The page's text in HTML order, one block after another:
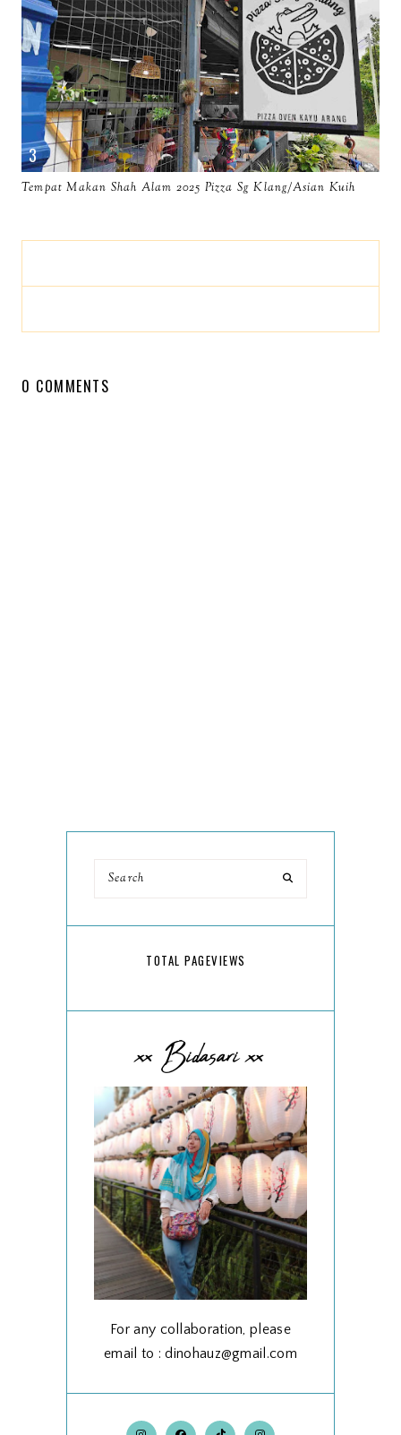
Tempat Makan Shah Alam 2025 Pizza Sg Klang/Asian Kuih
0 COMMENTS
TOTAL PAGEVIEWS
xx Bidasari xx
For any collaboration, please
email to : dinohauz@gmail.com